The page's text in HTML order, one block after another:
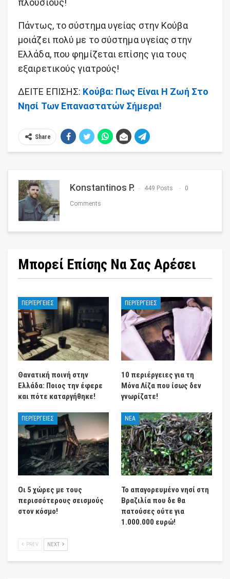
Πάντως, το σύστημα υγείας στην Κούβα
μοιάζει πολύ με το σύστημα υγείας στην
Ελλάδα, που φημίζεται επίσης για τους
εξαιρετικούς γιατρούς!
ΔΕΙΤΕ ΕΠΙΣΗΣ: Κούβα: Πως Είναι Η Ζωή Στο
Νησί Των Επαναστατών Σήμερα!
Share
Konstantinos P. 449 Posts 0
Comments
Μπορεί Επίσης Να Σας Αρέσει
ΠΕΡΙΈΡΓΕΙΕΣ
Θανατική ποινή στην
Ελλάδα: Ποιος την έφερε
και πότε καταργήθηκε!
ΠΕΡΙΈΡΓΕΙΕΣ
10 περιέργειες για τη
Μόνα Λίζα που ίσως δεν
γνωρίζατε!
ΠΕΡΙΈΡΓΕΙΕΣ
Οι 5 χώρες με τους
περισσότερους σεισμούς
στον κόσμο!
ΝΕΑ
Το απαγορευμένο νησί στη
Βραζιλία που δε θα
πατούσες ούτε για
1.000.000 ευρώ!
PREV NEXT